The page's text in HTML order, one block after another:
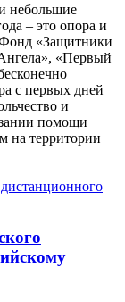
небольшие
– это опора и
«Защитники
«Первый
с первых дней
и
помощи
на территории